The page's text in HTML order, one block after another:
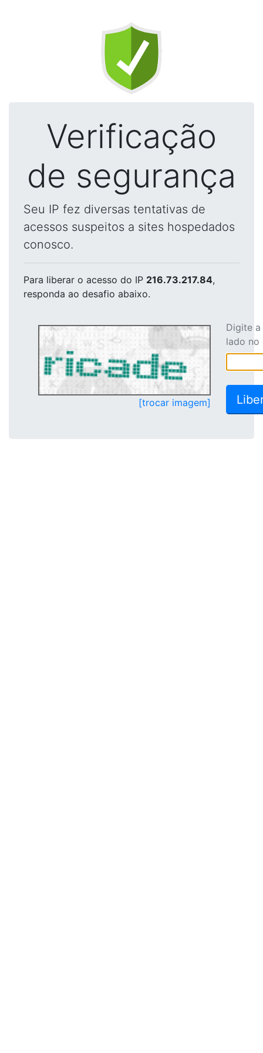
Verificação
de segurança
Seu IP fez diversas tentativas de
acessos suspeitos a sites hospedados
conosco.
Para liberar o acesso do IP 216.73.217.84,
responda ao desafio abaixo.
[trocar imagem]
Digite
lado no